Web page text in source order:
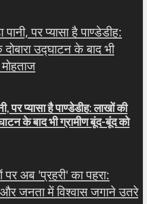
पर प्यासा है पाण्डेडीह: लाखों की
के बाद भी ग्रामीण बूंद-बूंद को